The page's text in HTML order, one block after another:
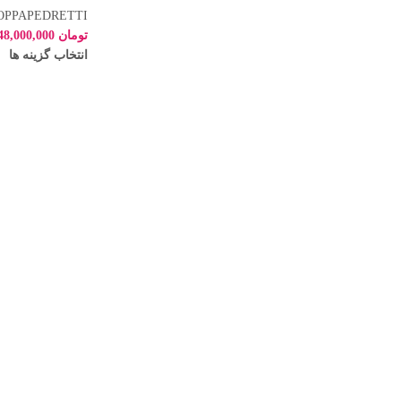
تومان
انتخاب گزینه ها